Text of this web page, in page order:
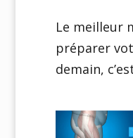
Le meilleur
préparer
demain,